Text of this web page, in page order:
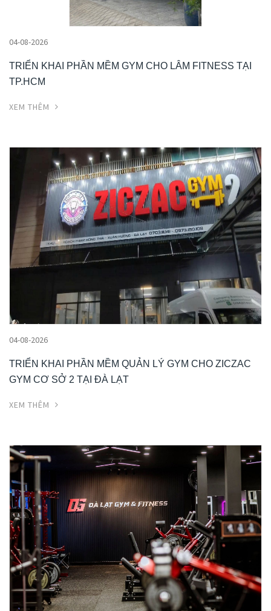
04-08-2026
TRIỂN KHAI PHẦN MỀM GYM CHO LÂM FITNESS TẠI
TP.HCM
XEM THÊM
04-08-2026
TRIỂN KHAI PHẦN MỀM QUẢN LÝ GYM CHO ZICZAC
GYM CƠ SỞ 2 TẠI ĐÀ LẠT
XEM THÊM